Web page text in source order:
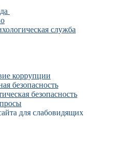
служба
коррупции
безопасность
безопасность
для слабовидящих